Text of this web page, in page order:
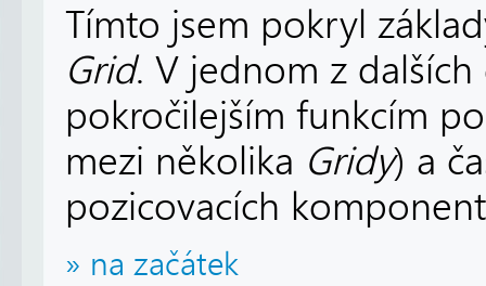
Tímto jsem pokryl
Grid. V jednom z
pokročilejším funkcím
mezi několika Gridy) a
pozicovacích
» na začátek